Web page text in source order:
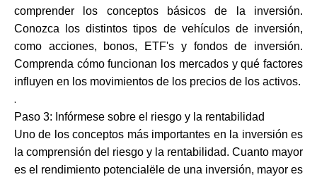
Ayuda
Obtener financiación
comprender los conceptos básicos de la inversión.
Conozca los distintos tipos de vehículos de inversión,
como acciones, bonos, ETF's y fondos de inversión.
Comprenda cómo funcionan los mercados y qué factores
influyen en los movimientos de los precios de los activos.
.
Paso 3: Infórmese sobre el riesgo y la rentabilidad
Uno de los conceptos más importantes en la inversión es
la comprensión del riesgo y la rentabilidad. Cuanto mayor
es el rendimiento potencialële de una inversión, mayor es